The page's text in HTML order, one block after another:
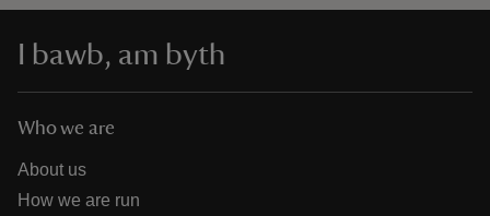
I bawb, am byth
Who we are
About us
How we are run